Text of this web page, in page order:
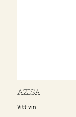
AZISA
Vitt vin